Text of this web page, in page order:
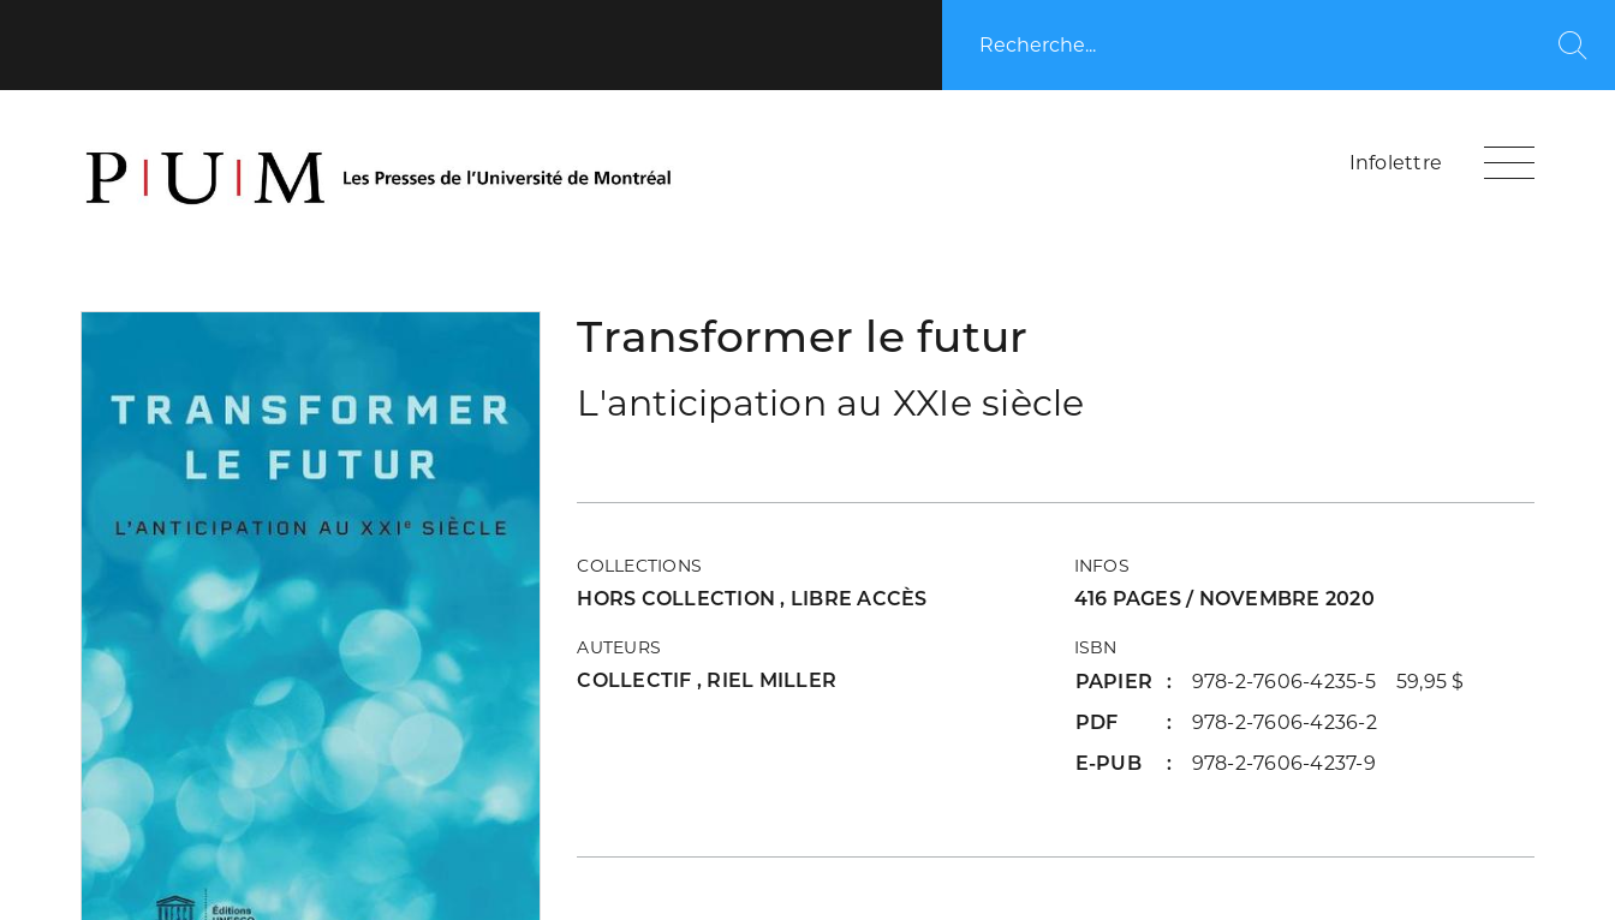
Recherche...
Infolettre
Transformer le futur
L'anticipation au XXIe siècle
COLLECTIONS
HORS COLLECTION, LIBRE ACCÈS
AUTEURS
COLLECTIF , RIEL MILLER
INFOS
416 PAGES / NOVEMBRE 2020
ISBN
PAPIER
978-2-7606-4235-5 59,95 $
PDF
978-2-7606-4236-2
E-PUB
978-2-7606-4237-9